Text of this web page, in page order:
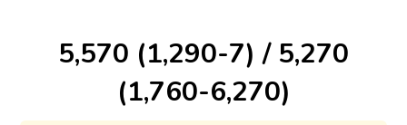
5,570 (1,290-7) / 5,270
(1,760-6,270)